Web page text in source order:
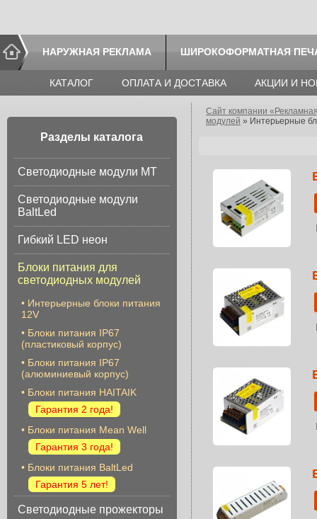
НАРУЖНАЯ РЕКЛАМА ШИРОКОФОРМАТНАЯ
КАТАЛОГ ОПЛАТА И ДОСТАВКА АКЦИИ И
Разделы каталога
Светодиодные модули МТ
Светодиодные модули
BaltLed
Гибкий LED неон
Блоки питания для
светодиодных модулей
• Интерьерные блоки питания
12V
• Блоки питания IP67
(пластиковый корпус)
• Блоки питания IP67
(алюминиевый корпус)
• Блоки питания HAITAIK
Гарантия 2 года!
• Блоки питания Mean Well
Гарантия 3 года!
• Блоки питания BaltLed
Гарантия 5 лет!
Светодиодные прожекторы
Сайт компании
модулей » Интерьерные